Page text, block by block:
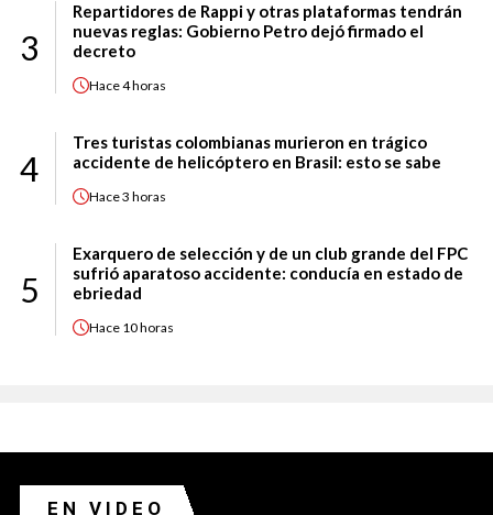
3
Repartidores de Rappi y otras plataformas tendrán
nuevas reglas: Gobierno Petro dejó firmado el
decreto
Hace4 horas
4
Tres turistas colombianas murieron en trágico
accidente de helicóptero en Brasil: esto se sabe
Hace3 horas
5
Exarquero de selección y de un club grande del FPC
sufrió aparatoso accidente: conducía en estado de
ebriedad
Hace 10 horas
EN VIDEO